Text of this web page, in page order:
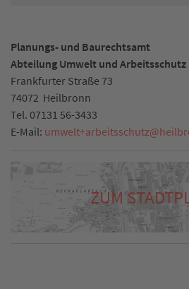
Planungs- und Baurechtsamt
Abteilung Umwelt und Arbeitsschutz
Frankfurter Straße 73
74072 Heilbronn
Tel. 07131 56-3433
E-Mail: umwelt+arbeitsschutz@
ZUM